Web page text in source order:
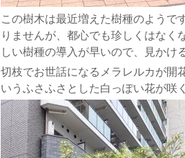
この樹木は最近増えた樹種のようで
りませんが、都心でも珍しくはな
しい樹種の導入が早いので、見かけ
切枝でお世話になるメラレルカが開
いうふさふさとした白っぽい花が咲